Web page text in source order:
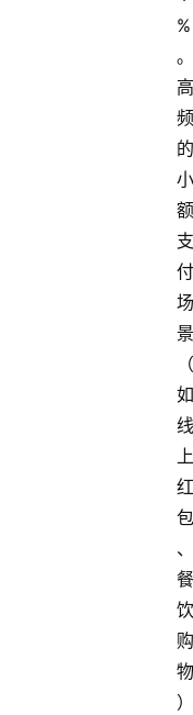
%
。
高
频
的
小
额
支
付
场
景
（
如
线
上
红
包
、
餐
饮
购
物
）